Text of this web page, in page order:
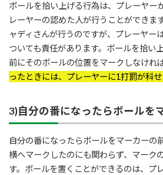
ボールを拾い上げる行為は、プレーヤー
レーヤーの認めた人が行うことができま
ャディさんが行うのですが、プレーヤー
ついても責任があります。ボールを拾い
前にそのボールの位置をマークしなけれ
ったときには、プレーヤーに1打罰が科せ
3)自分の番になったらボールを
自分の番になったらボールをマーカーの
横へマークしたのにも関わらず、マーク
す。ボールを置くことができるのは、プ